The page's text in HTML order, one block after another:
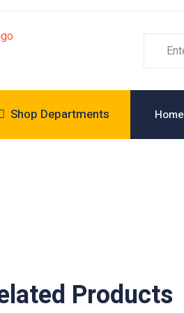
Shop Departments Home
Products